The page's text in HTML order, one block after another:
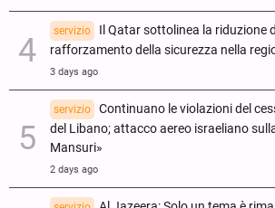
servizio
Il Qatar sottolinea la riduzione
rafforzamento della sicurezza nella
3 days ago
servizio
Continuano le violazioni del
del Libano; attacco aereo israeliano
Mansuri»
2 days ago